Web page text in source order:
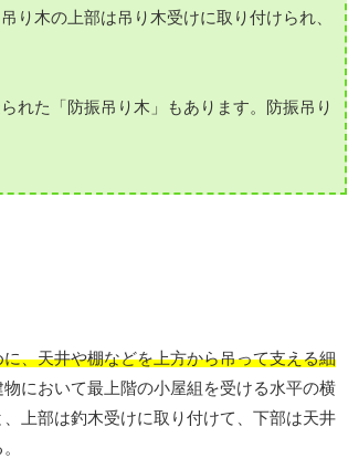
り木の上部は吊り木受けに取り付けられ、
れた「防振吊り木」もあります。防振吊り
、天井や棚などを上方から吊って支える細
において最上階の小屋組を受ける水平の横
上部は釣木受けに取り付けて、下部は天井